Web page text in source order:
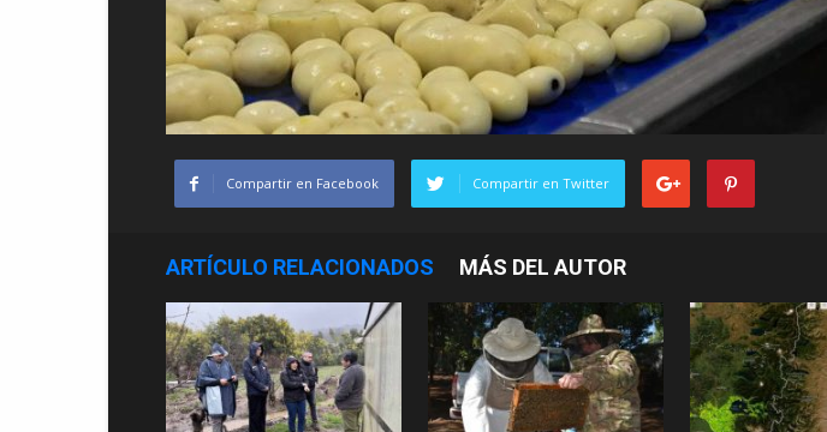
Compartir en Facebook Compartir en Twitter
ARTÍCULO RELACIONADOS MÁS DEL AUTOR